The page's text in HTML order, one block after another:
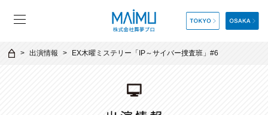
出演情報 EX木曜ミステリー「IP～サイバー捜査班」#6